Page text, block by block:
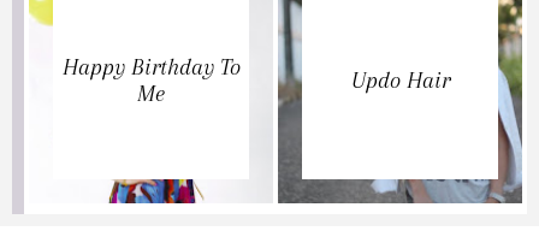
Happy Birthday To
Me
Updo Hair